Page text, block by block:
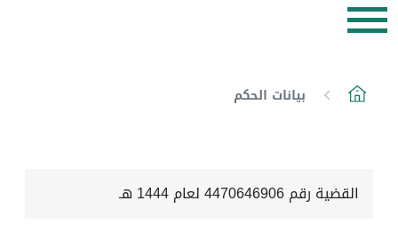
بيانات الحكم
القضية رقم 4470646906 لعام 1444 هـ